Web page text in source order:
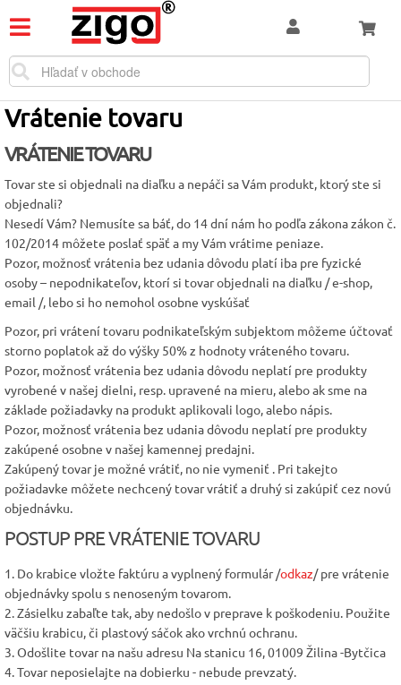
Vrátenie tovaru
VRÁTENIE TOVARU
Tovar ste si objednali na diaľku a nepáči sa Vám produkt, ktorý ste si
objednali?
Nesedí Vám? Nemusíte sa báť, do 14 dní nám ho podľa zákona zákon č.
102/2014 môžete poslať späť a my Vám vrátime peniaze.
Pozor, možnosť vrátenia bez udania dôvodu platí iba pre fyzické
osoby – nepodnikateľov, ktorí si tovar objednali na diaľku / e-shop,
email /, lebo si ho nemohol osobne vyskúšať
Pozor, pri vrátení tovaru podnikateľským subjektom môžeme účtovať
storno poplatok až do výšky 50% z hodnoty vráteného tovaru.
Pozor, možnosť vrátenia bez udania dôvodu neplatí pre produkty
vyrobené v našej dielni, resp. upravené na mieru, alebo ak sme na
základe požiadavky na produkt aplikovali logo, alebo nápis.
Pozor, možnosť vrátenia bez udania dôvodu neplatí pre produkty
zakúpené osobne v našej kamennej predajni.
Zakúpený tovar je možné vrátiť, no nie vymeniť . Pri takejto
požiadavke môžete nechcený tovar vrátiť a druhý si zakúpiť cez novú
objednávku.
POSTUP PRE VRÁTENIE TOVARU
1. Do krabice vložte faktúru a vyplnený formulár /odkaz/ pre vrátenie
objednávky spolu s nenoseným tovarom.
2. Zásielku zabaľte tak, aby nedošlo v preprave k poškodeniu. Použite
väčšiu krabicu, či plastový sáčok ako vrchnú ochranu.
3. Odošlite tovar na našu adresu Na stanicu 16, 01009 Žilina -Bytčica
4. Tovar neposielajte na dobierku - nebude prevzatý.